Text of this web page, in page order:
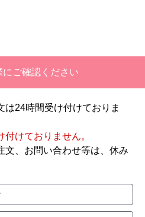
にご確認ください
は24時間受け付けておりま
けておりません。
、お問い合わせ等は、休み